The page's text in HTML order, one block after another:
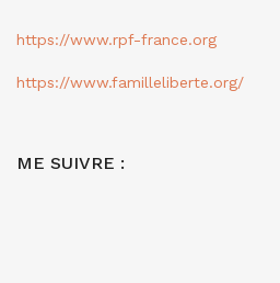
https://www.rpf-france.org
https://www.familleliberte.org/
ME SUIVRE :